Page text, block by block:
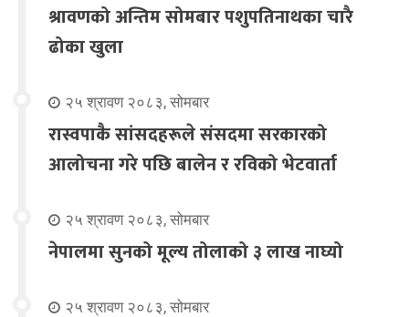
श्रावणको अन्तिम सोमबार पशुपतिनाथका चारै
ढोका खुला
२५ श्रावण २०८३, सोमबार
रास्वपाकै सांसदहरूले संसदमा सरकारको
आलोचना गरे पछि बालेन र रविको भेटवार्ता
२५ श्रावण २०८३, सोमबार
नेपालमा सुनको मूल्य तोलाको ३ लाख नाघ्यो
२५ श्रावण २०८३, सोमबार